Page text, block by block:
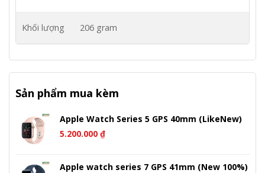
Khối lượng 206 gram
Sản phẩm mua kèm
Apple Watch Series 5 GPS 40mm (LikeNew)
5.200.000 ₫
Apple watch series 7 GPS 41mm (New 100%)